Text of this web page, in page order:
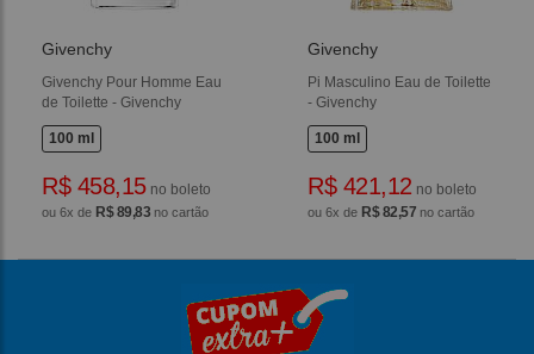
Givenchy
Givenchy Pour Homme Eau
de Toilette - Givenchy
100 ml
R$ 458,15no boleto
ou 6x de R$ 89,83 no cartão
Givenchy
Pi Masculino Eau de Toilette
- Givenchy
100 ml
R$ 421,12 no boleto
ou 6x de R$ 82,57 no cartão